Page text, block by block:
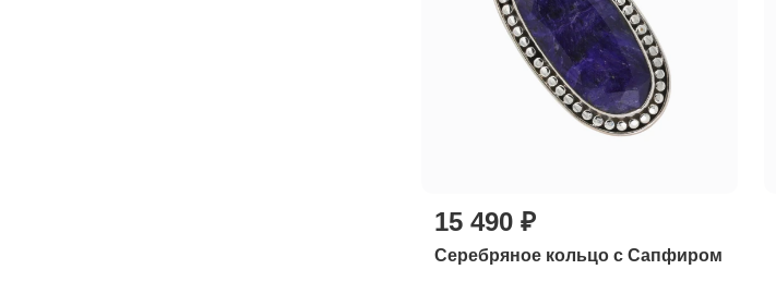
15 490 ₽
Серебряное кольцо с Сапфиром